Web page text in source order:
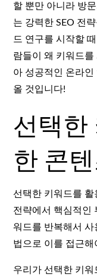
할 뿐만 아니라 방
는 강력한 SEO 전
드 연구를 시작할
람들이 왜 키워드
아 성공적인 온라인
올 것입니다!
선택한
한 콘
선택한 키워드를 활
전략에서 핵심적인
워드를 반복해서
법으로 이를 접근해
우리가 선택한 키